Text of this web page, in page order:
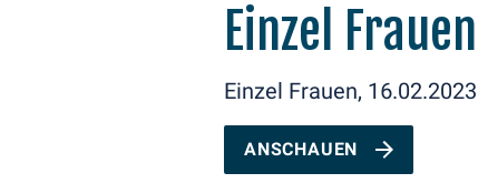
Einzel Frauen
Einzel Frauen, 16.02.2023
ANSCHAUEN